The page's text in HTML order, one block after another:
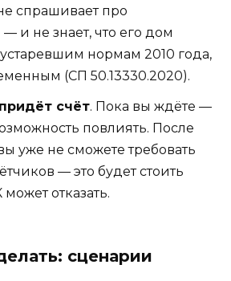
спрашивает про
и не знает, что его дом
нормам 2010 года,
(СП 50.13330.2020).
счёт. Пока вы ждёте —
повлиять. После
уже не сможете требовать
— это будет стоить
отказать.
сценарии